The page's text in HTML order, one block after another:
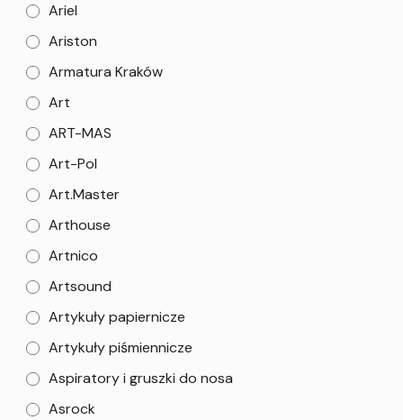
Ariel
Ariston
Armatura Kraków
Art
ART-MAS
Art-Pol
Art.Master
Arthouse
Artnico
Artsound
Artykuły papiernicze
Artykuły piśmiennicze
Aspiratory i gruszki do nosa
Asrock